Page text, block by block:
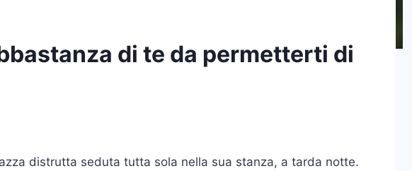
di te da permetterti di
distrutta seduta tutta sola nella sua stanza, a tarda notte.